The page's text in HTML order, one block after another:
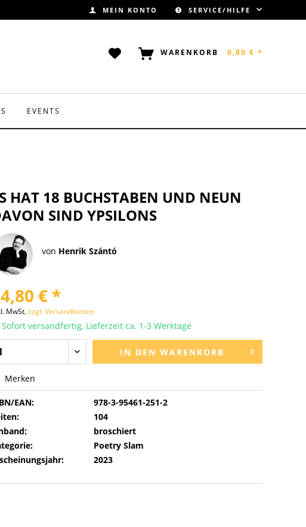
MEIN KONTO SERVICE/HILFE
WARENKORB 0,00 € *
EVENTS
HAT 18 BUCHSTABEN UND NEUN
SIND YPSILONS
von Henrik Szántó
€ *
MwSt.zzgl. Versandkosten
Sofort versandfertig, Lieferzeit ca. 1-3 Werktage
IN DEN WARENKORB
Merken
EAN:
978-3-95461-251-2
104
broschiert
Poetry Slam
2023